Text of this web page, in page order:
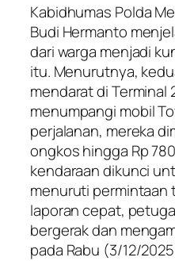
Kabidhumas Polda
Budi Hermanto
dari warga menjadi
itu. Menurutnya,
mendarat di Terminal
menumpangi mobil
perjalanan, mereka
ongkos hingga Rp
kendaraan dikunci
menuruti permintaan
laporan cepat,
bergerak dan
pada Rabu (3/12/